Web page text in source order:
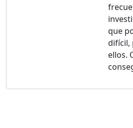
que
difícil,
ellos.